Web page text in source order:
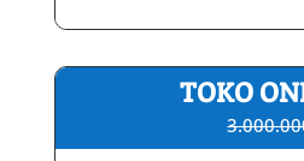
TOKO